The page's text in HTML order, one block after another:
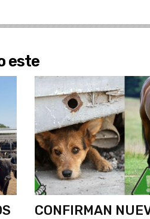
este
CONFIRMAN